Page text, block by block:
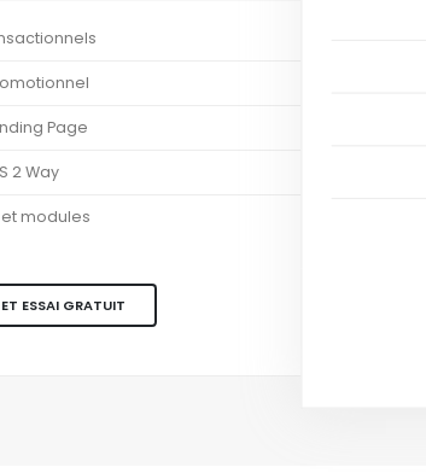
Page
2 Way
et modules
ESSAI GRATUIT